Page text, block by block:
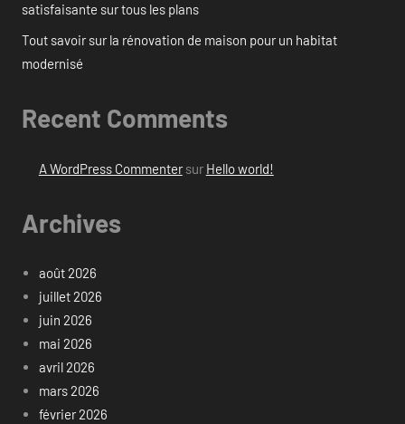
satisfaisante sur tous les plans
Tout savoir sur la rénovation de maison pour un habitat
modernisé
Recent Comments
A WordPress Commentersur Hello world!
Archives
août 2026
juillet 2026
juin 2026
mai 2026
avril 2026
mars 2026
février 2026